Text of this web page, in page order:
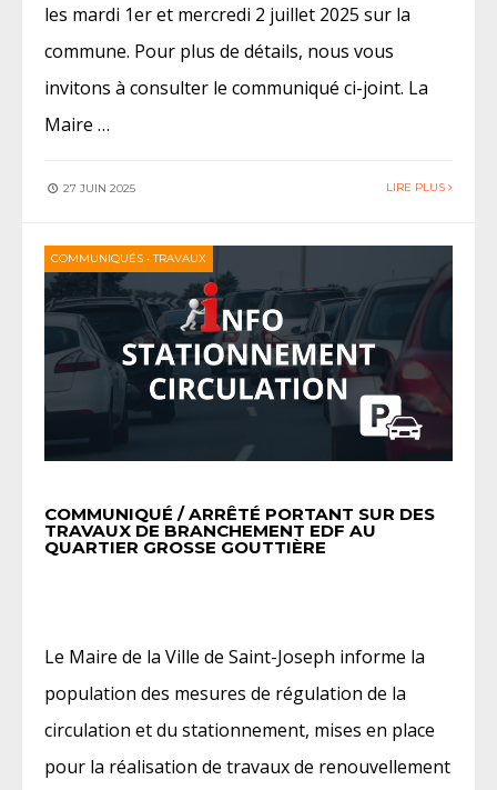
les mardi 1er et mercredi 2 juillet 2025 sur la
commune. Pour plus de détails, nous vous
invitons à consulter le communiqué ci-joint. La
Maire …
27 JUIN 2025 LIRE PLUS
COMMUNIQUÉS •TRAVAUX
COMMUNIQUÉ / ARRÊTÉ PORTANT SUR DES
TRAVAUX DE BRANCHEMENT EDF AU
QUARTIER GROSSE GOUTTIÈRE
Le Maire de la Ville de Saint-Joseph informe la
population des mesures de régulation de la
circulation et du stationnement, mises en place
pour la réalisation de travaux de renouvellement